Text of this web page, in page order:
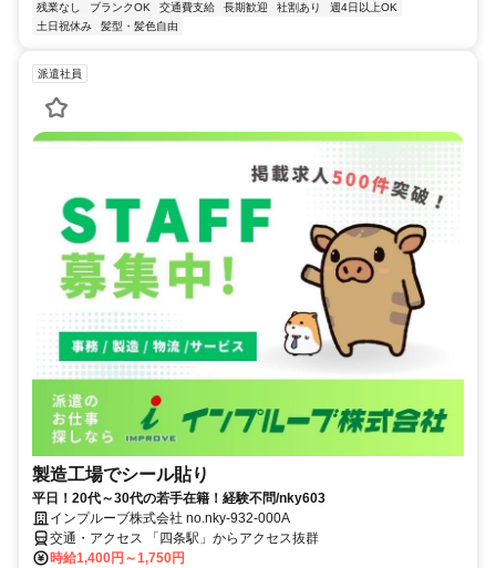
残業なし
ブランクOK 交通費支給 長期歓迎 社割あり
週4日以上OK
土日祝休み
髪型・髪色自由
派遣社員
製造工場でシール貼り
平日！20代～30代の若手在籍！経験不問/nky603
インプルーブ株式会社 no.nky-932-000A
交通・アクセス 「四条駅」からアクセス抜群
時給1,400円～1,750円